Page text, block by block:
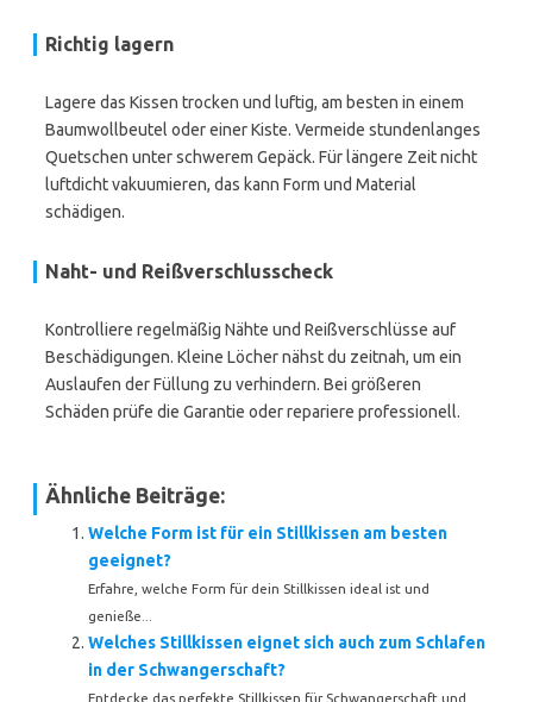
Richtig lagern
Lagere das Kissen trocken und luftig, am besten in einem
Baumwollbeutel oder einer Kiste. Vermeide stundenlanges
Quetschen unter schwerem Gepäck. Für längere Zeit nicht
luftdicht vakuumieren, das kann Form und Material
schädigen.
Naht- und Reißverschlusscheck
Kontrolliere regelmäßig Nähte und Reißverschlüsse auf
Beschädigungen. Kleine Löcher nähst du zeitnah, um ein
Auslaufen der Füllung zu verhindern. Bei größeren
Schäden prüfe die Garantie oder repariere professionell.
Ähnliche Beiträge:
Welche Form ist für ein Stillkissen am besten
geeignet?
Erfahre, welche Form für dein Stillkissen ideal ist und
genieße...
Welches Stillkissen eignet sich auch zum Schlafen
in der Schwangerschaft?
Entdecke das perfekte Stillkissen für Schwangerschaft und